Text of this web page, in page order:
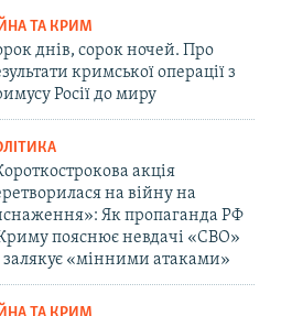
ТА КРИМ
днів, сорок ночей. Про
кримської операції з
Росії до миру
акція
на війну на
Як пропаганда РФ
пояснює невдачі «СВО»
залякує «мінними атаками»